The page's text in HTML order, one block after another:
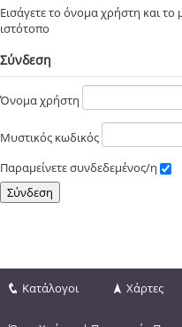
Εισάγετε το όνομα χρήστη και το
ιστότοπο
Σύνδεση
Όνομα χρήστη
Μυστικός κωδικός
Παραμείνετε συνδεδεμένος/η
Κατάλογοι Χάρτες